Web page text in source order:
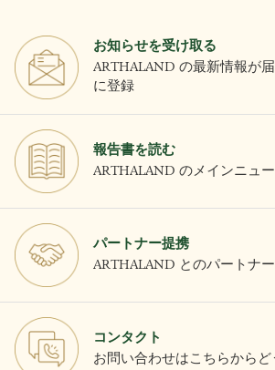
お知らせを受け取る
ARTHALAND の最新情報が
に登録
報告書を読む
ARTHALAND のメインニュ
パートナー提携
ARTHALAND とのパートナ
コンタクト
お問い合わせはこちらからど